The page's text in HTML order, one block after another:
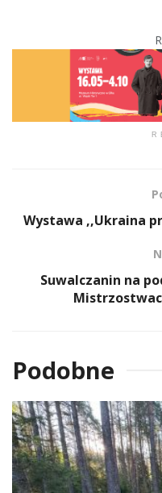
Wystawa ,,Ukraina
Suwalczanin na
Podobne